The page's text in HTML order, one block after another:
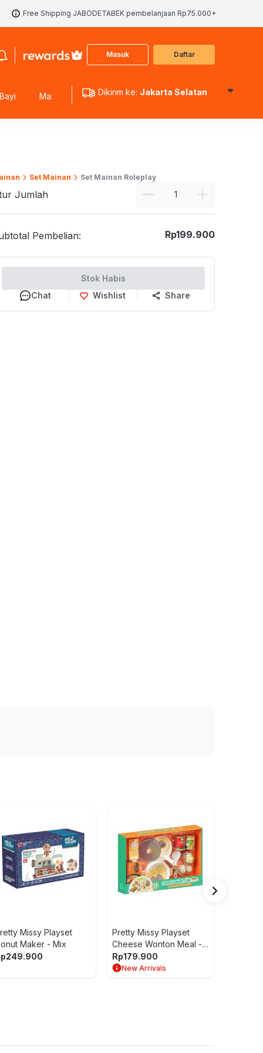
Free Shipping JABODETABEK pembelanjaan Rp75.000+
Masuk Daftar
Mainan Edukasi Mainan Koleksi Mainan
Dikirim ke: Jakarta Selatan
Set Mainan Set Mainan Roleplay
Jumlah
Pembelian: Rp199.900
Stok Habis
Chat
Wishlist Share
Missy Playset
Maker - Mix
249.900
Pretty Missy Playset
Cheese Wonton Meal -
Mix
Rp179.900
New Arrivals